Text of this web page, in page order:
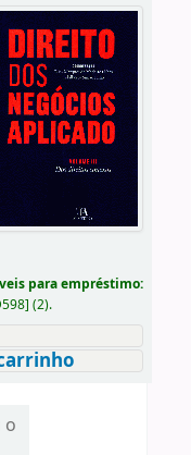
para empréstimo:
] (2).
o